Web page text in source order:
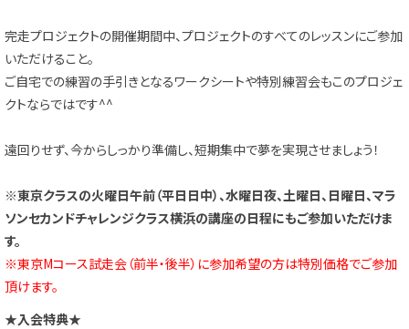
完走プロジェクトの開催期間中、プロジェクトのすべてのレッスンにご参加
いただけること。
ご自宅での練習の手引きとなるワークシートや特別練習会もこのプロジェ
クトならではです^^
遠回りせず、今からしっかり準備し、短期集中で夢を実現させましょう！
※東京クラスの火曜日午前（平日日中）、水曜日夜、土曜日、日曜日、マラ
ソンセカンドチャレンジクラス横浜の講座の日程にもご参加いただけま
す。
※東京Mコース試走会（前半・後半）に参加希望の方は特別価格でご参加
頂けます。
★入会特典★